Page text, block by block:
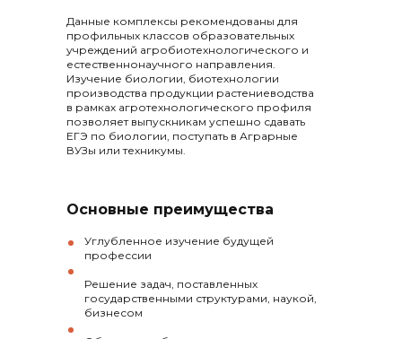
Данные комплексы рекомендованы для
профильных классов образовательных
учреждений агробиотехнологического и
естественнонаучного направления.
Изучение биологии, биотехнологии
производства продукции растениеводства
в рамках агротехнологического профиля
позволяет выпускникам успешно сдавать
ЕГЭ по биологии, поступать в Аграрные
ВУЗы или техникумы.
Основные преимущества
Углубленное изучение будущей
профессии
Решение задач, поставленных
государственными структурами, наукой,
бизнесом